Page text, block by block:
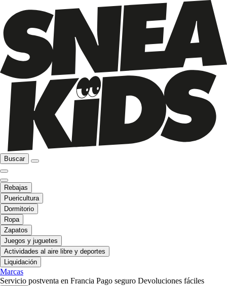
Buscar
Rebajas
Puericultura
Dormitorio
Ropa
Zapatos
Juegos y juguetes
Actividades al aire libre y deportes
Liquidación
Marcas
Servicio postventa en Francia Pago seguro Devoluciones fáciles